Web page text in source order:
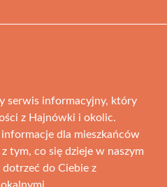
serwis informacyjny, który
z Hajnówki i okolic.
dla mieszkańców
tym, co się dzieje w naszym
do Ciebie z